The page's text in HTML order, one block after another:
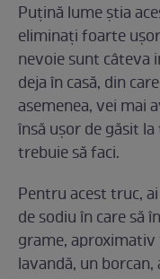
Puțină lume știa
eliminați foarte
nevoie sunt câteva
deja în casă, din
asemenea, vei mai
însă ușor de găsit
trebuie să faci.
Pentru acest truc,
de sodiu în care să
grame, aproximativ
lavandă, un